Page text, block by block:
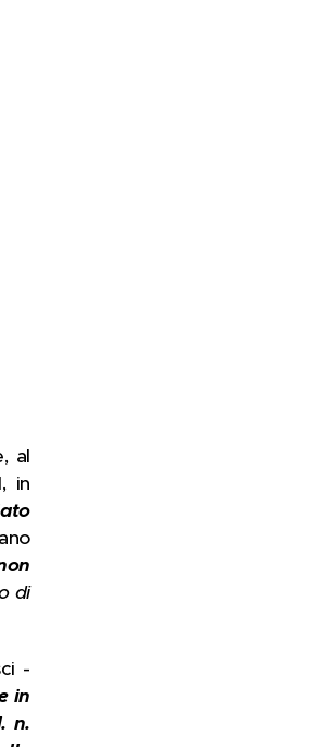
al
in
di
-
in
n.